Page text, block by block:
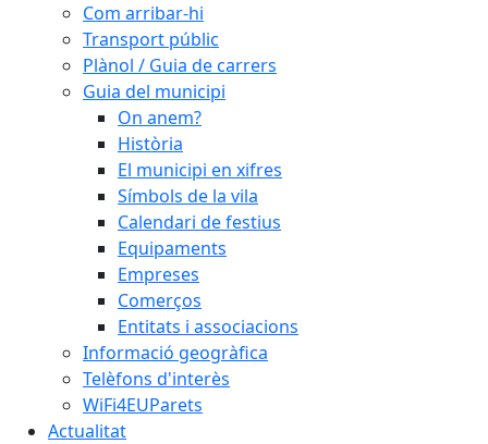
Com arribar-hi
Transport públic
Plànol / Guia de carrers
Guia del municipi
On anem?
Història
El municipi en xifres
Símbols de la vila
Calendari de festius
Equipaments
Empreses
Comerços
Entitats i associacions
Informació geogràfica
Telèfons d'interès
WiFi4EUParets
Actualitat